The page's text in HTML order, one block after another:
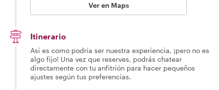
Ver en Maps
Itinerario
Así es como podría ser nuestra experiencia, ¡pero no es
algo fijo! Una vez que reserves, podrás chatear
directamente con tu anfitrión para hacer pequeños
ajustes según tus preferencias.